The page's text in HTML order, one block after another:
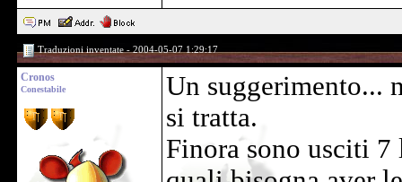
Traduzioni inventate - 2004-05-07 1:29:17
Cronos
Conestabile
Un suggerimento...
si tratta.
Finora sono usciti